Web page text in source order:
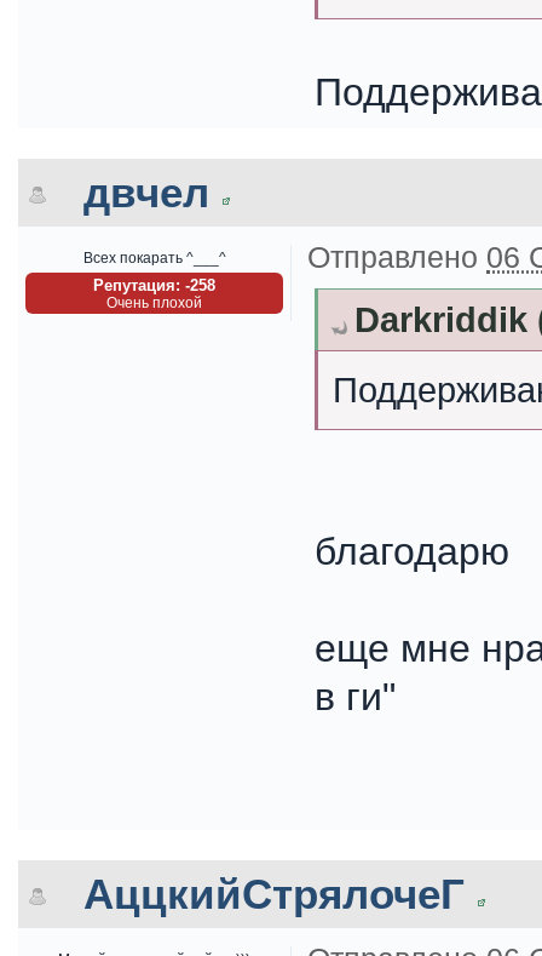
двчел
Всех покарать ^___^
Репутация: -258
Очень плохой
Отправлено 06
Darkriddik
благодарю
еще мне
в ги"
АццкийСтрялочеГ